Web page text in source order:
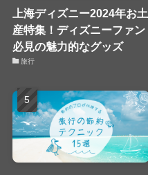
上海ディズニー2024年お土
産特集！ディズニーファン
必見の魅力的なグッズ
旅行